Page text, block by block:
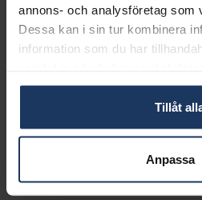
annons- och analysföretag som
Dessa kan i sin tur kombinera
information som du har
Tillåt
Anpassa
POSH
2 495:-